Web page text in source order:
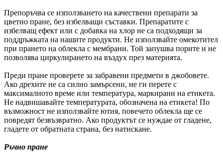
Препоръчва се използването на качествени препарати за
цветно пране, без избелващи съставки. Препаратите с
избелващ ефект или с добавка на хлор не са подходящи за
поддръжката на нашите продукти. Не използвайте омекотител
при прането на облекла с мембрани. Той запушва порите и не
позволява циркулирането на въздух през материята.
Преди пране проверете за забравени предмети в джобовете.
Ако дрехите не са силно замърсени, не ги перете с
максималното време или температура, маркирани на етикета.
Не надвишавайте температурата, обозначена на етикета! По
възможност не използвайте ютия, повечето облекла ще се
повредят безвъзвратно. Ако продуктът се нуждае от гладене,
гладете от обратната страна, без натискане.
Ръчно пране